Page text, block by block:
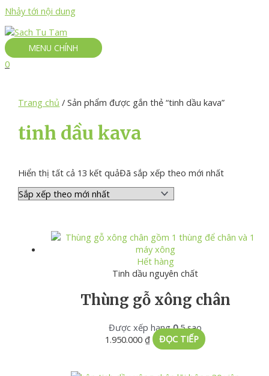
Nhảy tới nội dung
MENU CHÍNH
0
Trang chủ / Sản phẩm được gắn thẻ “tinh dầu kava”
tinh dầu kava
Hiển thị tất cả 13 kết quảĐã sắp xếp theo mới nhất
Hết hàng
Tinh dầu nguyên chất
Thùng gỗ xông chân
Được xếp hạng05 sao
1.950.000₫ ĐỌC TIẾP